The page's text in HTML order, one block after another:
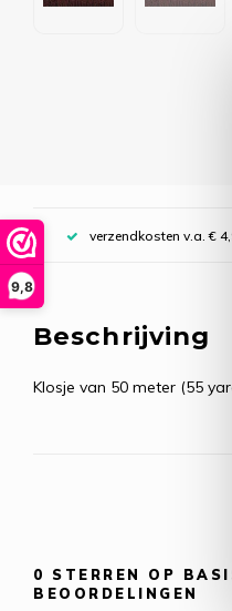
9,8
verzendkosten v.a. €
Beschrijving
Klosje van 50 meter (55
0 STERREN OP
BEOORDELINGEN